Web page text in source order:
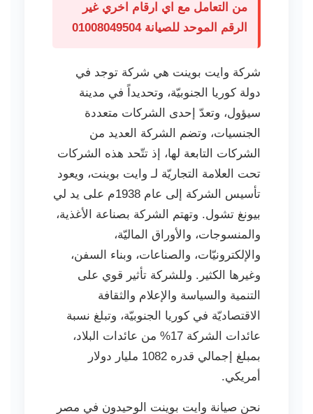
من التعامل مع اي ارقام اخري غير
الرقم الموحد للصيانة 01008049504
شركة وايت بوينت هي شركة توجد في
دولة كوريا الجنوبيّة، وتحديداً في مدينة
سيؤول، وتعدّ إحدى الشركات متعددة
الجنسيات، وتضم الشركة العديد من
الشركات التابعة لها، إذ تتّحد هذه الشركات
تحت العلامة التجاريّة لـ وايت بوينت، ويعود
تأسيس الشركة إلى عام 1938م على يد لي
بيونغ تشول. وتهتم الشركة بصناعة الأغذية،
والمنسوجات، والأوراق الماليّة،
والإلكترونيّات، والصناعات، وبناء السفن،
وغيرها الكثير. وللشركة تأثير قوي على
التنمية والسياسة والإعلام والثقافة
الاقتصاديّة في كوريا الجنوبيّة، وتبلغ نسبة
عائدات الشركة 17% من عائدات البلاد،
بمبلغ إجمالي قدره 1082 مليار دولار
أمريكي.
نحن صيانة وايت بوينت الوحيدون في مصر